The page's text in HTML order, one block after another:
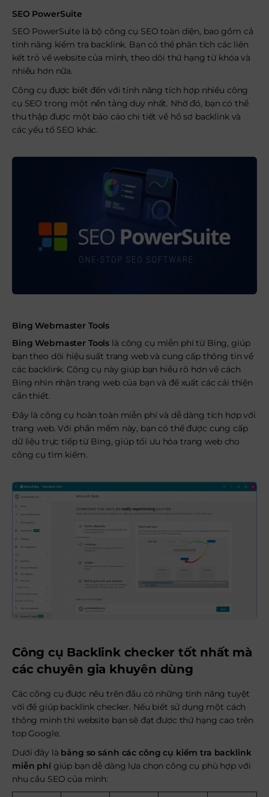
SEO PowerSuite
SEO PowerSuite là bộ công cụ SEO toàn diện, bao gồm cả
tính năng kiểm tra backlink. Bạn có thể phân tích các liên
kết trỏ về website của mình, theo dõi thứ hạng từ khóa và
nhiều hơn nữa.
Công cụ được biết đến với tính năng tích hợp nhiều công
cụ SEO trong một nền tảng duy nhất. Nhờ đó, bạn có thể
thu thập được một báo cáo chi tiết về hồ sơ backlink và
các yếu tố SEO khác.
Bing Webmaster Tools
Bing Webmaster Tools là công cụ miễn phí từ Bing, giúp
bạn theo dõi hiệu suất trang web và cung cấp thông tin về
các backlink. Công cụ này giúp bạn hiểu rõ hơn về cách
Bing nhìn nhận trang web của bạn và đề xuất các cải thiện
cần thiết.
Đây là công cụ hoàn toàn miễn phí và dễ dàng tích hợp với
trang web. Với phần mềm này, bạn có thể được cung cấp
dữ liệu trực tiếp từ Bing, giúp tối ưu hóa trang web cho
công cụ tìm kiếm.
Công cụ Backlink checker tốt nhất mà
các chuyên gia khuyên dùng
Các công cụ được nêu trên đầu có những tính năng tuyệt
vời để giúp backlink checker. Nếu biết sử dụng một cách
thông minh thì website bạn sẽ đạt được thứ hạng cao trên
top Google.
Dưới đây là bảng so sánh các công cụ kiểm tra backlink
miễn phígiúp bạn dễ dàng lựa chọn công cụ phù hợp với
nhu cầu SEO của mình: